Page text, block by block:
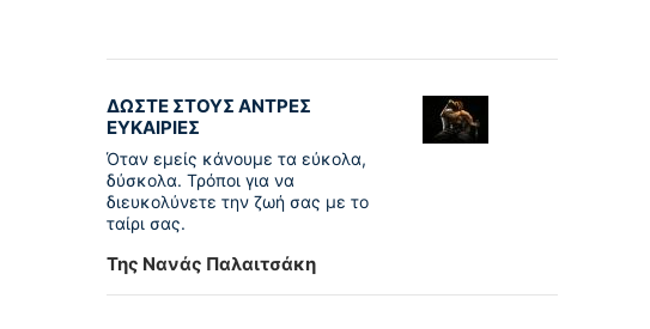
ΔΩΣΤΕ ΣΤΟΥΣ ΑΝΤΡΕΣ
ΕΥΚΑΙΡΙΕΣ
Όταν εμείς κάνουμε τα εύκολα,
δύσκολα. Τρόποι για να
διευκολύνετε την ζωή σας με το
ταίρι σας.
Της Νανάς Παλαιτσάκη